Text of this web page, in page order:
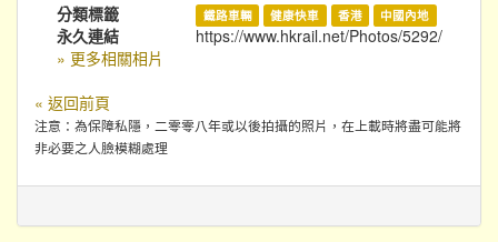
分類標籤
鐵路車輛 健康快車 香港 中國內地
永久連結
https://www.hkrail.net/Photos/5292/
» 更多相關相片
« 返回前頁
注意：為保障私隱，二零零八年或以後拍攝的照片，在上載時將盡可能將
非必要之人臉模糊處理